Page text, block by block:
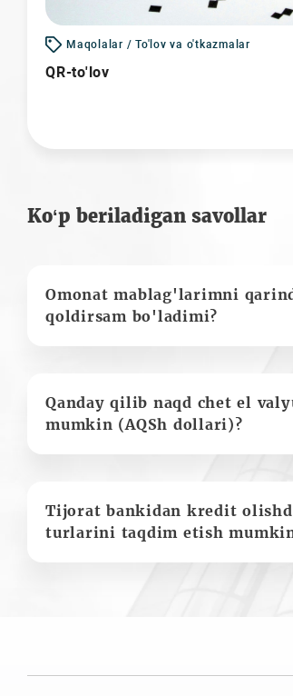
Maqolalar / To'lov va o'tkazmalar
QR-to'lov
Ko‘p beriladigan savollar
Omonat mablag'larimni
qoldirsam bo'ladimi?
Qanday qilib naqd chet el
mumkin (AQSh dollari)?
Tijorat bankidan kredit
turlarini taqdim etish